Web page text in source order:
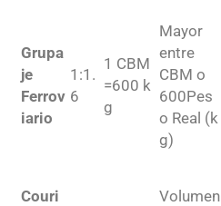
Grupa
je
Ferrov
iario
1 :1.
6
1 CBM
=600 k
g
Mayor
entre
CBM o
600Pes
o Real (k
g)
Couri
Volumen